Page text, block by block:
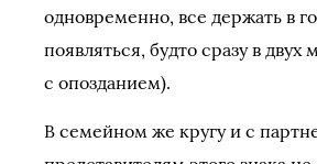
одновременно, все держать в
появляться, будто сразу в двух
с опозданием).
В семейном же кругу и с